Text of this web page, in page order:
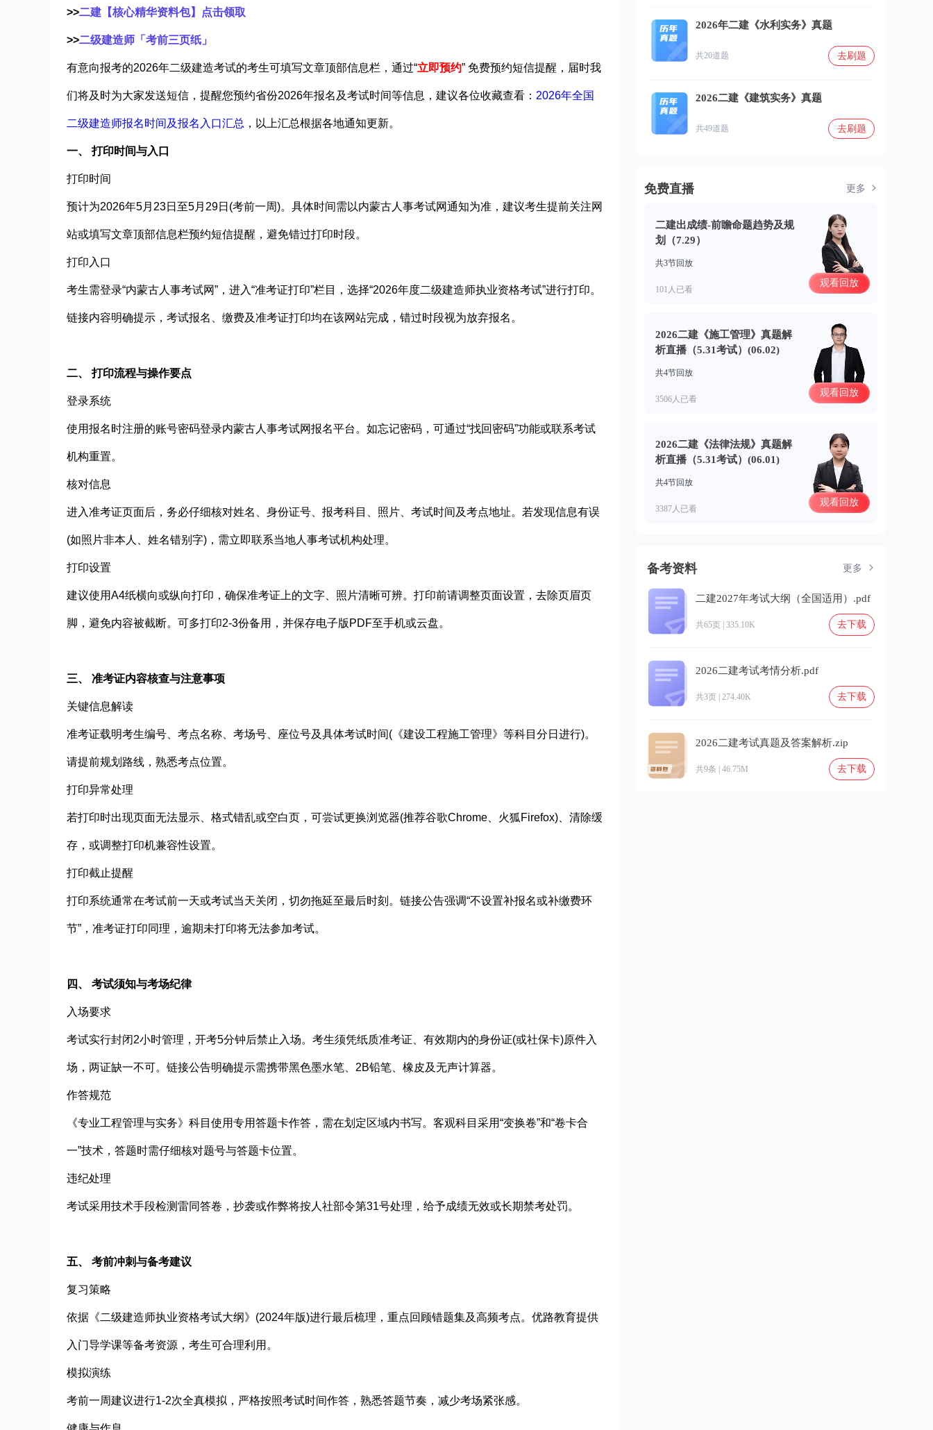
>>二建【核心精华资料包】点击领取
>>二级建造师「考前三页纸」
有意向报考的2026年二级建造考试的考生可填写文章顶部信息栏，通过“立即预约” 免费预约短信提醒，届时我
们将及时为大家发送短信，提醒您预约省份2026年报名及考试时间等信息 ，建议各位收藏查看： 2026年全国
二级建造师报名时间及报名入口汇总 ，以上汇总根据各地通知更新。
一、 打印时间与入口
打印时间​
预计为2026年5月23日至5月29日(考前一周)。具体时间需以内蒙古人事考试网通知为准，建议考生提前关注网
站或填写文章顶部信息栏预约短信提醒，避免错过打印时段。
打印入口​
考生需登录“内蒙古人事考试网”，进入“准考证打印”栏目，选择“2026年度二级建造师执业资格考试”进行打印。
链接内容明确提示，考试报名、缴费及准考证打印均在该网站完成，错过时段视为放弃报名。
二、 打印流程与操作要点
登录系统​
使用报名时注册的账号密码登录内蒙古人事考试网报名平台。如忘记密码，可通过“找回密码”功能或联系考试
机构重置。
核对信息​
进入准考证页面后，务必仔细核对姓名、身份证号、报考科目、照片、考试时间及考点地址。若发现信息有误
(如照片非本人、姓名错别字)，需立即联系当地人事考试机构处理。
打印设置​
建议使用A4纸横向或纵向打印，确保准考证上的文字、照片清晰可辨。打印前请调整页面设置，去除页眉页
脚，避免内容被截断。可多打印2-3份备用，并保存电子版PDF至手机或云盘。
三、 准考证内容核查与注意事项
关键信息解读​
准考证载明考生编号、考点名称、考场号、座位号及具体考试时间(‌《建设工程施工管理》等科目分日进行)。
请提前规划路线，熟悉考点位置。
打印异常处理​
若打印时出现页面无法显示、格式错乱或空白页，可尝试更换浏览器(推荐谷歌Chrome、火狐Firefox)、清除缓
存，或调整打印机兼容性设置。
打印截止提醒​
打印系统通常在考试前一天或考试当天关闭，切勿拖延至最后时刻。链接公告强调“不设置补报名或补缴费环
节”，准考证打印同理，逾期未打印将无法参加考试。
四、 考试须知与考场纪律
入场要求​
考试实行封闭2小时管理，开考5分钟后禁止入场。考生须凭纸质准考证、有效期内的身份证(或社保卡)原件入
场，两证缺一不可。链接公告明确提示需携带黑色墨水笔、2B铅笔、橡皮及无声计算器。
作答规范​
《专业工程管理与实务》科目使用专用答题卡作答，需在划定区域内书写。客观科目采用“变换卷”和“卷卡合
一”技术，答题时需仔细核对题号与答题卡位置。
违纪处理​
考试采用技术手段检测雷同答卷，抄袭或作弊将按人社部令第31号处理，给予成绩无效或长期禁考处罚。
五、 考前冲刺与备考建议
复习策略​
依据‌《二级建造师执业资格考试大纲》(2024年版)进行最后梳理，重点回顾错题集及高频考点。优路教育提供
入门导学课等备考资源，考生可合理利用。
模拟演练​
考前一周建议进行1-2次全真模拟，严格按照考试时间作答，熟悉答题节奏，减少考场紧张感。
2026年二建《水利实务》真题
共20道题 去刷题
2026二建《建筑实务》真题
共49道题 去刷题
免费直播 更多
二建出成绩-前瞻命题趋势及规
划（7.29）
共3节回放
101人已看
观看回放
2026二建《施工管理》真题解
析直播（5.31考试）(06.02)
共4节回放
3506人已看
观看回放
2026二建《法律法规》真题解
析直播（5.31考试）(06.01)
共4节回放
3387人已看
观看回放
备考资料 更多
二建2027年考试大纲（全国适用）.pdf
共65页 | 335.10K 去下载
2026二建考试考情分析.pdf
共3页 | 274.40K 去下载
2026二建考试真题及答案解析.zip
共9条 | 46.75M 去下载